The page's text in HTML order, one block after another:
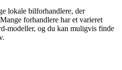
lokale bilforhandlere, der
forhandlere har et varieret
modeller, og du kan muligvis finde